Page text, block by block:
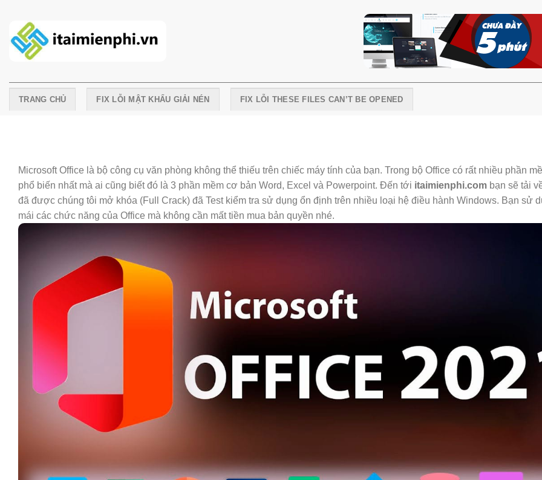
content
TRANG CHỦ FIX LỖI MẬT KHẨU GIẢI NÉN FIX LỖI THESE FILES CAN’T BE OPENED
Microsoft Office là bộ công cụ văn phòng không thể thiếu trên chiếc máy tính của bạn. Trong bộ Office có rất nhiều phần
phổ biến nhất mà ai cũng biết đó là 3 phần mềm cơ bản Word, Excel và Powerpoint. Đến tới itaimienphi.com bạn sẽ tải
đã được chúng tôi mở khóa (Full Crack) đã Test kiểm tra sử dụng ổn định trên nhiều loại hệ điều hành Windows. Bạn sử
mái các chức năng của Office mà không cần mất tiền mua bản quyền nhé.